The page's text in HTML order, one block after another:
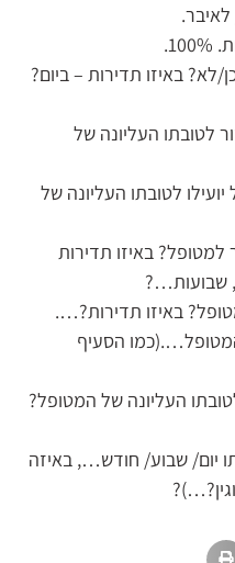
לא? באיזו תדירות – ביום?
לטובתו העליונה של
לטובתו העליונה של
למטופל? באיזו תדירות
שבועות…?
הסעיף
העליונה של המטופל?
יום/ שבוע/ חודש…, באיזה